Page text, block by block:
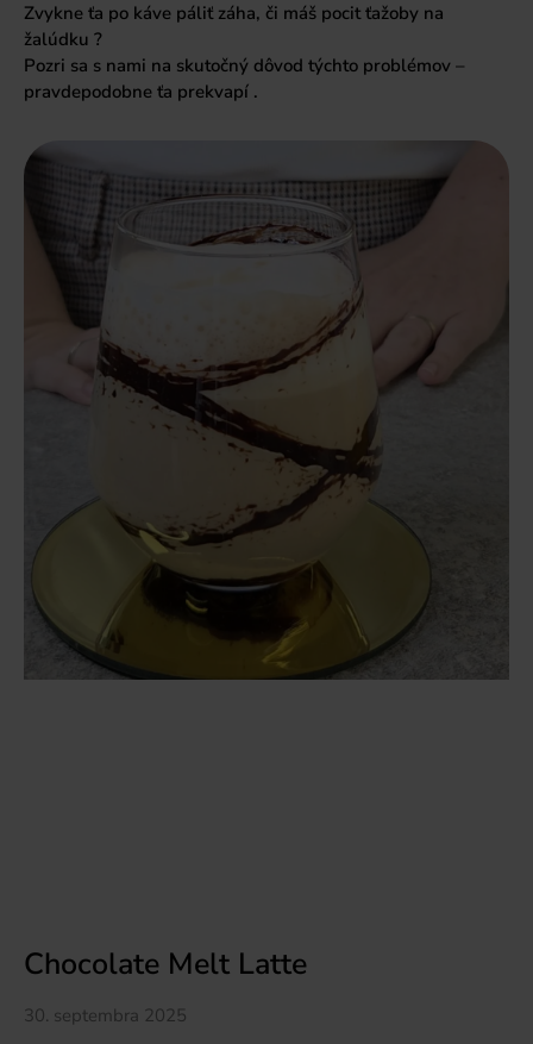
Zvykne ťa po káve páliť záha, či máš pocit ťažoby na
žalúdku ?
Pozri sa s nami na skutočný dôvod týchto problémov –
pravdepodobne ťa prekvapí .
Chocolate Melt Latte
30. septembra 2025